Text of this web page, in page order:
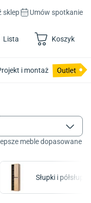
sklep Umów spotkanie
Lista Koszyk
i montaż
meble dopasowane
Słupki i półsłupki